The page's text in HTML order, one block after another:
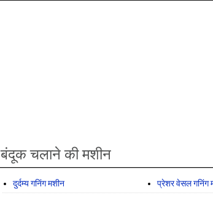
बंदूक चलाने की मशीन
दुर्दम्य गनिंग मशीन प्रेशर वेसल गनिंग